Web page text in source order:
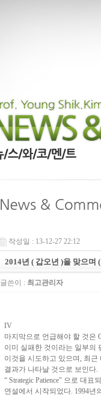
작성일 : 13-12-27 22:12
2014년 ( 갑오년 )을 맞으며
글쓴이 : 최고관리자
IV
마지막으로 언급해야 할 것은
이미 실패한 것이라는 일부의
이것을 시도하고 있으며, 최
결과가 나타날 것으로 보인다.
“ Strategic Patience" 으로 대
연설에서 시작되었다. 1994년